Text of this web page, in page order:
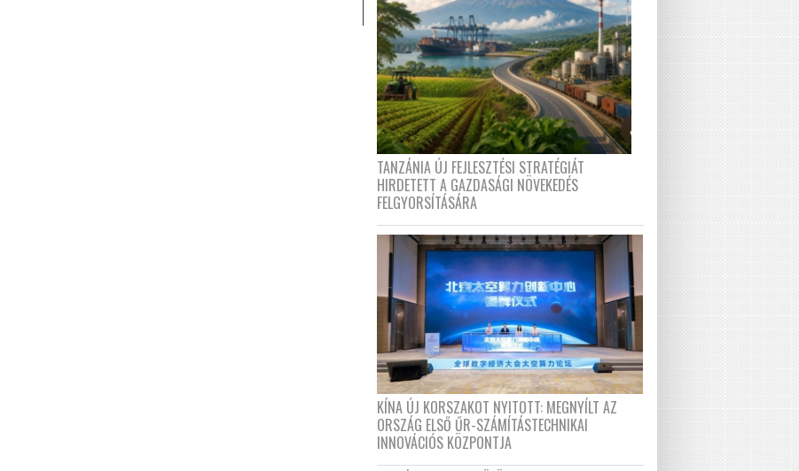
TANZÁNIA ÚJ FEJLESZTÉSI STRATÉGIÁT
HIRDETETT A GAZDASÁGI NÖVEKEDÉS
FELGYORSÍTÁSÁRA
KÍNA ÚJ KORSZAKOT NYITOTT: MEGNYÍLT AZ
ORSZÁG ELSŐ ŰR-SZÁMÍTÁSTECHNIKAI
INNOVÁCIÓS KÖZPONTJA